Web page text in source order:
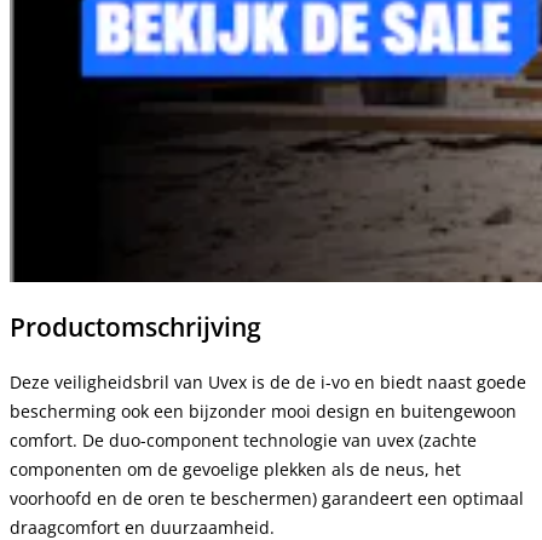
Productomschrijving
Deze veiligheidsbril van Uvex is de de i-vo en biedt naast goede
bescherming ook een bijzonder mooi design en buitengewoon
comfort. De duo-component technologie van uvex (zachte
componenten om de gevoelige plekken als de neus, het
voorhoofd en de oren te beschermen) garandeert een optimaal
draagcomfort en duurzaamheid.